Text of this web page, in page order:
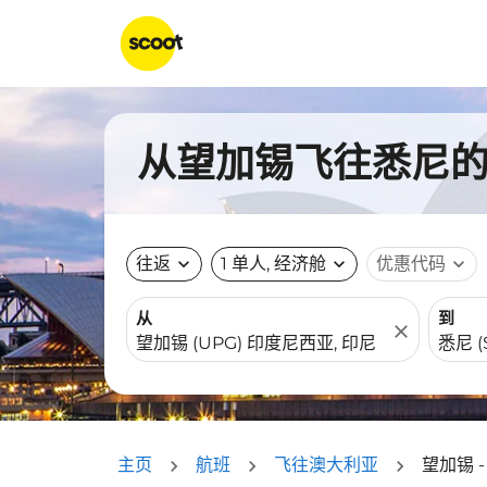
从望加锡飞往悉尼
往返 expand_more 1 单人, 经济舱 expand_more 优惠代码 expand_more
从
close
到
主页 航班 飞往澳大利亚 望加锡